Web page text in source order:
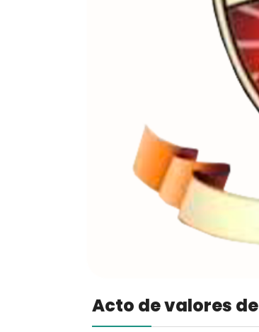
Acto de valores